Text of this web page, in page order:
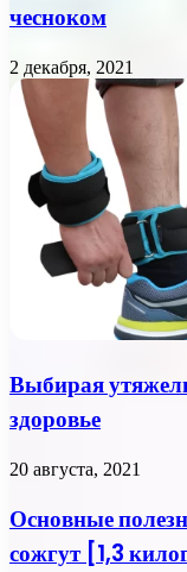
чесноком
2 декабря, 2021
Выбирая
здоровье
20 августа, 2021
Основные
сожгут [1,3